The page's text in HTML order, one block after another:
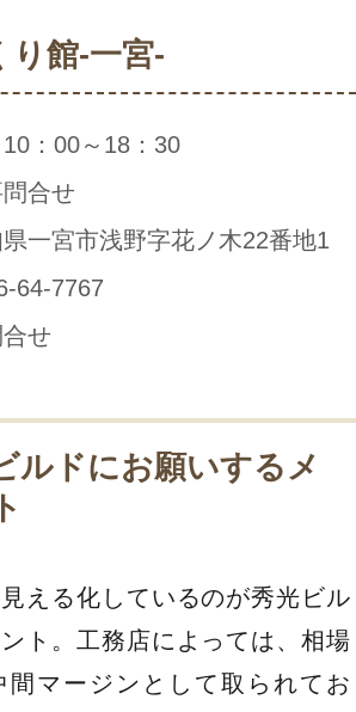
り館-一宮-
：00～18：30
合せ
一宮市浅野字花ノ木22番地1
64-7767
せ
ルドにお願いするメ
える化しているのが秀光ビル
ト。工務店によっては、相場
間マージンとして取られてお